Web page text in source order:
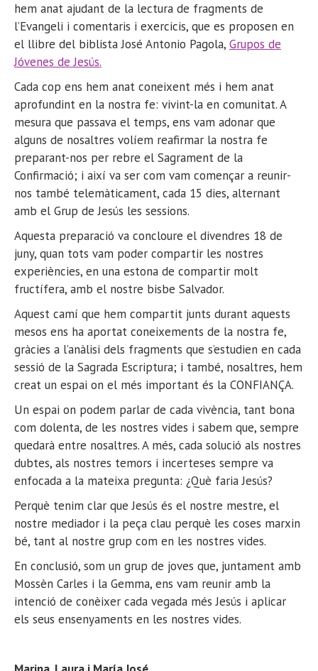
hem anat ajudant de la lectura de fragments de
l’Evangeli i comentaris i exercicis, que es proposen en
el llibre del biblista José Antonio Pagola, Grupos de
Jóvenes de Jesús.
Cada cop ens hem anat coneixent més i hem anat
aprofundint en la nostra fe: vivint-la en comunitat. A
mesura que passava el temps, ens vam adonar que
alguns de nosaltres volíem reafirmar la nostra fe
preparant-nos per rebre el Sagrament de la
Confirmació; i així va ser com vam començar a reunir-
nos també telemàticament, cada 15 dies, alternant
amb el Grup de Jesús les sessions.
Aquesta preparació va concloure el divendres 18 de
juny, quan tots vam poder compartir les nostres
experiències, en una estona de compartir molt
fructífera, amb el nostre bisbe Salvador.
Aquest camí que hem compartit junts durant aquests
mesos ens ha aportat coneixements de la nostra fe,
gràcies a l’anàlisi dels fragments que s’estudien en cada
sessió de la Sagrada Escriptura; i també, nosaltres, hem
creat un espai on el més important és la CONFIANÇA.
Un espai on podem parlar de cada vivència, tant bona
com dolenta, de les nostres vides i sabem que, sempre
quedarà entre nosaltres. A més, cada solució als nostres
dubtes, als nostres temors i incerteses sempre va
enfocada a la mateixa pregunta: ¿Què faria Jesús?
Perquè tenim clar que Jesús és el nostre mestre, el
nostre mediador i la peça clau perquè les coses marxin
bé, tant al nostre grup com en les nostres vides.
En conclusió, som un grup de joves que, juntament amb
Mossèn Carles i la Gemma, ens vam reunir amb la
intenció de conèixer cada vegada més Jesús i aplicar
els seus ensenyaments en les nostres vides.